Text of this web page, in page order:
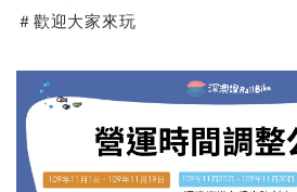
＃歡迎大家來玩